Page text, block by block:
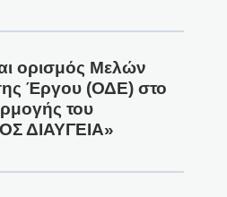
ορισμός Μελών
Έργου (ΟΔΕ) στο
του
ΔΙΑΥΓΕΙΑ»